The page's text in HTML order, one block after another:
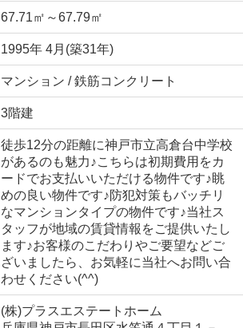
67.71㎡～67.79㎡
1995年 4月(築31年)
マンション / 鉄筋コンクリート
3階建
徒歩12分の距離に神戸市立高倉台中学校
があるのも魅力♪こちらは初期費用をカ
ードでお支払いいただける物件です♪眺
めの良い物件です♪防犯対策もバッチリ
なマンションタイプの物件です♪当社ス
タッフが地域の賃貸情報をご提供いたし
ます♪お客様のこだわりやご要望などご
ざいましたら、お気軽に当社へお問い合
わせください(^^)
(株)プラスエステートホーム